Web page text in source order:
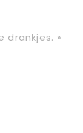
drankjes. »